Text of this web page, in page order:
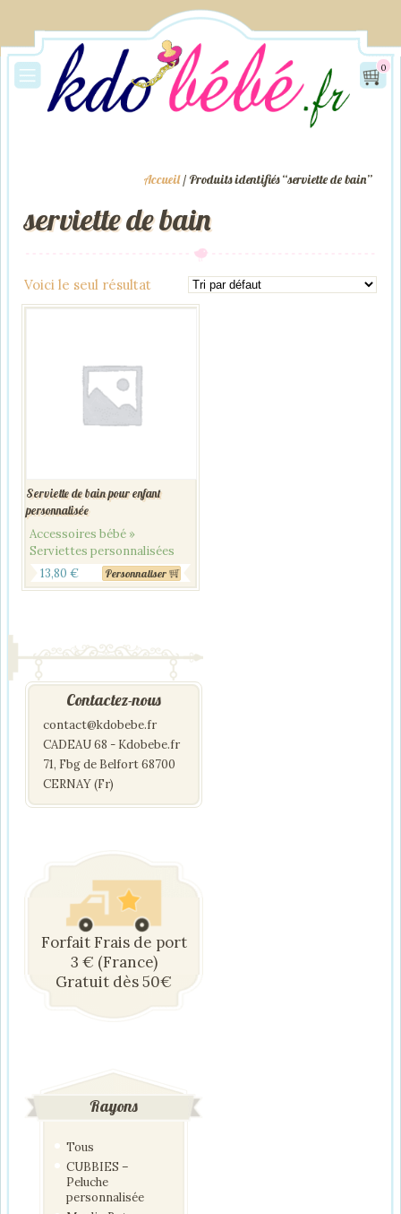
0
Accueil/ Produits identifiés “serviette de bain”
serviette de bain
Voici le seul résultat
Serviette de bain pour enfant
personnalisée
Accessoires bébé »
Serviettes personnalisées
13,80 € Personnaliser
Contactez-nous
contact@kdobebe.fr
CADEAU 68 - Kdobebe.fr
71, Fbg de Belfort 68700
CERNAY (Fr)
Forfait Frais de port
3 € (France)
Gratuit dès 50€
Rayons
Tous
CUBBIES –
Peluche
personnalisée